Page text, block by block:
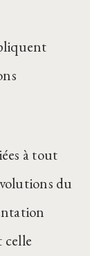
à tout
du
celle